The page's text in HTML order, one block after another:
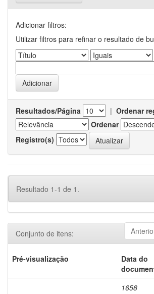
Adicionar filtros:
Utilizar filtros para refinar o resultado de
Resultados/Página | Ordenar
Ordenar
Registro(s)
Resultado 1-1 de 1.
Conjunto de itens:
Pré-visualização
Data do
1658